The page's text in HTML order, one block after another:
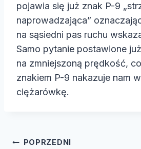
o
pojawia się już znak P-9
naprowadzająca”
na sąsiedni pas ruchu
Samo pytanie postawione
na zmniejszoną prędkość,
znakiem P-9 nakazuje nam
ciężarówkę.
Nawigacja
POPRZEDNI